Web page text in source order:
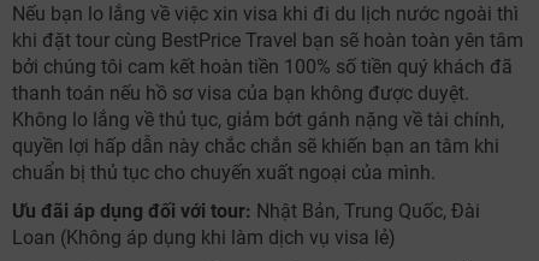
Nếu bạn lo lắng về việc xin visa khi đi du lịch nước ngoài thì
khi đặt tour cùng BestPrice Travel bạn sẽ hoàn toàn yên tâm
bởi chúng tôi cam kết hoàn tiền 100% số tiền quý khách đã
thanh toán nếu hồ sơ visa của bạn không được duyệt.
Không lo lắng về thủ tục, giảm bớt gánh nặng về tài chính,
quyền lợi hấp dẫn này chắc chắn sẽ khiến bạn an tâm khi
chuẩn bị thủ tục cho chuyến xuất ngoại của mình.
Ưu đãi áp dụng đối với tour: Nhật Bản, Trung Quốc, Đài
Loan (Không áp dụng khi làm dịch vụ visa lẻ)